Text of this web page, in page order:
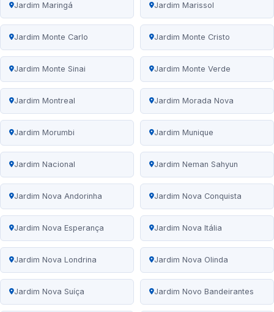
Jardim Maringá Jardim Marissol
Jardim Monte Carlo Jardim Monte Cristo
Jardim Monte Sinai Jardim Monte Verde
Jardim Montreal Jardim Morada Nova
Jardim Morumbi Jardim Munique
Jardim Nacional Jardim Neman Sahyun
Jardim Nova Andorinha Jardim Nova Conquista
Jardim Nova Esperança Jardim Nova Itália
Jardim Nova Londrina Jardim Nova Olinda
Jardim Nova Suíça Jardim Novo Bandeirantes